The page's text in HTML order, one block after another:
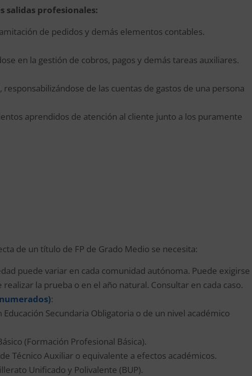
salidas profesionales:
de pedidos y demás elementos contables.
en la gestión de cobros, pagos y demás tareas auxiliares.
de las cuentas de gastos de una persona
aprendidos de atención al cliente junto a los puramente
de un título de FP de Grado Medio se necesita:
puede variar en cada comunidad autónoma. Puede exigirse
la prueba o en el año natural. Consultar en cada caso.
:
Secundaria Obligatoria o de un nivel académico
(Formación Profesional Básica).
Técnico Auxiliar o equivalente a efectos académicos.
Unificado y Polivalente (BUP).